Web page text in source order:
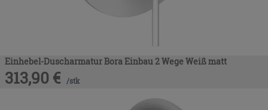
Einhebel-Duscharmatur Bora Einbau 2 Wege Weiß matt
313,90 € /stk